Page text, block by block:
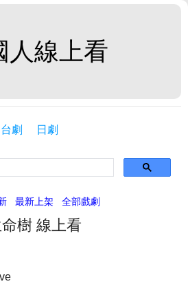
人線上看
台劇 日劇
最新上架 全部戲劇
樹 線上看